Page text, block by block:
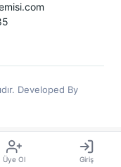
Developed By
Üye Ol Giriş